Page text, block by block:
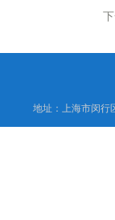
下
地址：上海市闵行